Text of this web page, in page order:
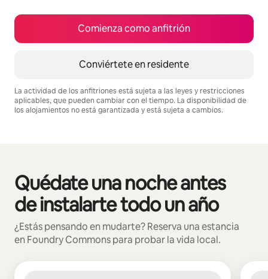
Comienza como anfitrión
Conviértete en residente
La actividad de los anfitriones está sujeta a las leyes y restricciones
aplicables, que pueden cambiar con el tiempo. La disponibilidad de
los alojamientos no está garantizada y está sujeta a cambios.
Quédate una noche antes
de instalarte todo un año
¿Estás pensando en mudarte? Reserva una estancia
en Foundry Commons para probar la vida local.
Mostrando 0 de 0 elementos